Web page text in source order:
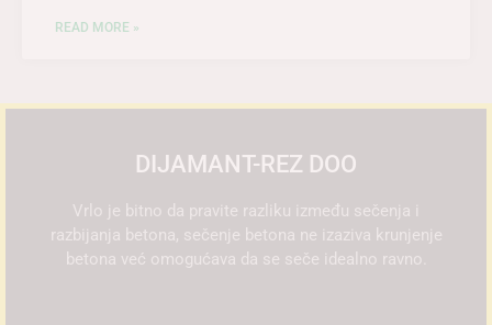
READ MORE »
DIJAMANT-REZ DOO
Vrlo je bitno da pravite razliku između sečenja i
razbijanja betona, sečenje betona ne izaziva krunjenje
betona već omogućava da se seče idealno ravno.